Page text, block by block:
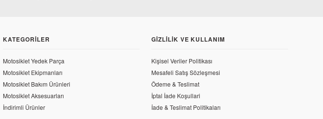
Honda
Honda CBR 250 R Vites Pedal Lastiği
56,42 TL
KATEGORILER
Motosiklet Yedek Parça
Motosiklet Ekipmanları
Motosiklet Bakım Ürünleri
Motosiklet Aksesuarları
İndirimli Ürünler
GIZLILIK VE KULLANIM
Kişisel Veriler Politikası
Mesafeli Satış Sözleşmesi
Ödeme & Teslimat
İptal İade Koşullari
İade & Teslimat Politikaları